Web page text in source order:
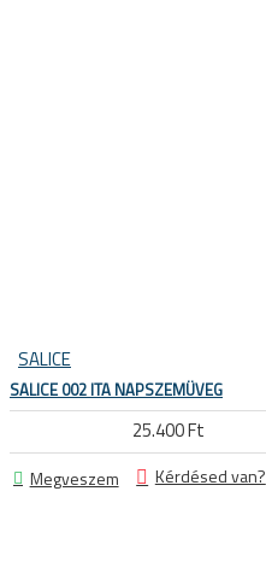
SALICE
SALICE 002 ITA NAPSZEMÜVEG
25.400 Ft
Megveszem Kérdésed van?